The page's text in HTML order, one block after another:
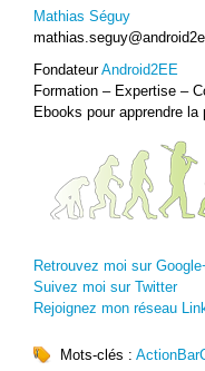
Mathias Séguy
FondateurAndroid2EE
Formation – Expertise –
Ebooks pour apprendre
Retrouvez moi sur
Suivez moi sur Twitter
Rejoignez mon réseau
Mots-clés :